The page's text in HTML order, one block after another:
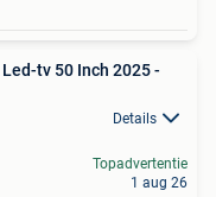
Details
Topadvertentie
1 aug 26